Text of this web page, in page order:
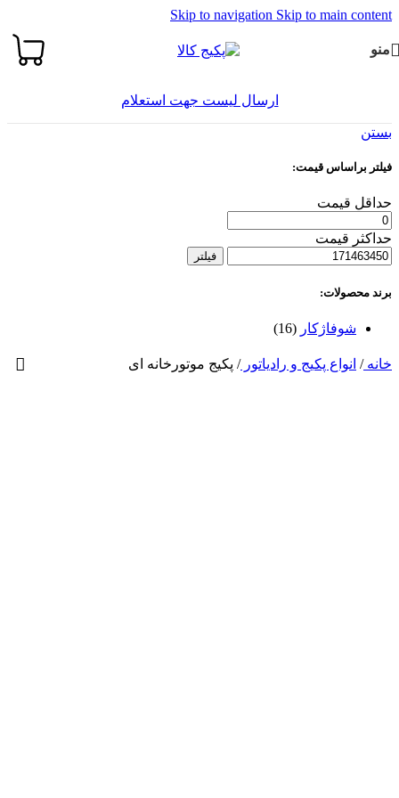
Skip to navigation Skip to main content
منو
ارسال لیست جهت استعلام
بستن
فیلتر براساس قیمت:
حداقل قیمت
حداکثر قیمت
فیلتر
برند محصولات:
شوفاژکار (16)
خانه/ انواع پکیج و رادیاتور/ پکیج موتورخانه ای